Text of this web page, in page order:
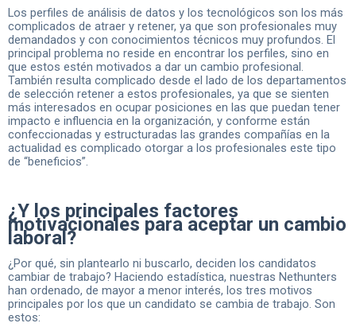
Los perfiles de análisis de datos y los tecnológicos son los más
complicados de atraer y retener, ya que son profesionales muy
demandados y con conocimientos técnicos muy profundos. El
principal problema no reside en encontrar los perfiles, sino en
que estos estén motivados a dar un cambio profesional.
También resulta complicado desde el lado de los departamentos
de selección retener a estos profesionales, ya que se sienten
más interesados en ocupar posiciones en las que puedan tener
impacto e influencia en la organización, y conforme están
confeccionadas y estructuradas las grandes compañías en la
actualidad es complicado otorgar a los profesionales este tipo
de “beneficios”.
¿Y los principales factores
motivacionales para aceptar un cambio
laboral?
¿Por qué, sin plantearlo ni buscarlo, deciden los candidatos
cambiar de trabajo? Haciendo estadística, nuestras Nethunters
han ordenado, de mayor a menor interés, los tres motivos
principales por los que un candidato se cambia de trabajo. Son
estos: